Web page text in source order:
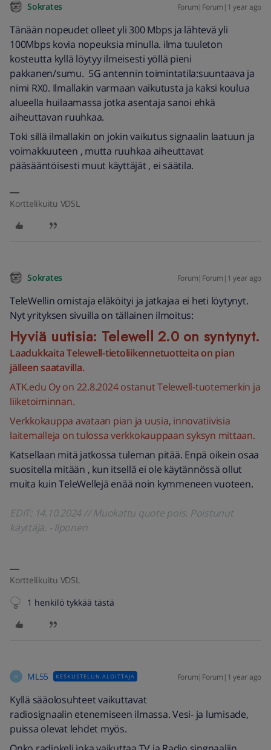
Sokrates Forum|Forum|1 year ago
Tänään nopeudet olleet yli 300 Mbps ja lähtevä yli
100Mbps kovia nopeuksia minulla. ilma tuuleton
kosteutta kyllä löytyy ilmeisesti yöllä pieni
pakkanen/sumu. 5G antennin toimintatila:suuntaava ja
nimi RX0. Ilmallakin varmaan vaikutusta ja kaksi koulua
alueella huilaamassa jotka asentaja sanoi ehkä
aiheuttavan ruuhkaa.
Toki sillä ilmallakin on jokin vaikutus signaalin laatuun ja
voimakkuuteen , mutta ruuhkaa aiheuttavat
pääsääntöisesti muut käyttäjät , ei säätila.
Korttelikuitu VDSL
Sokrates Forum|Forum|1 year ago
TeleWellin omistaja eläköityi ja jatkajaa ei heti löytynyt.
Nyt yrityksen sivuilla on tällainen ilmoitus:
Hyviä uutisia: Telewell 2.0 on syntynyt.
Laadukkaita Telewell-tietoliikennetuotteita on pian
jälleen saatavilla.
ATK.edu Oy on 22.8.2024 ostanut Telewell-tuotemerkin ja
liiketoiminnan.
Verkkokauppa avataan pian ja uusia, innovatiivisia
laitemalleja on tulossa verkkokauppaan syksyn mittaan.
Katsellaan mitä jatkossa tuleman pitää. Enpä oikein osaa
suositella mitään , kun itsellä ei ole käytännössä ollut
muita kuin TeleWellejä enää noin kymmeneen vuoteen.
EDIT: 14.10.2024 // Muokattu quote pois. Poistunut
käyttäjä. - Ilponen
Korttelikuitu VDSL
1 henkilö tykkää tästä
M ML55 KESKUSTELUN ALOITTAJA Forum|Forum|1 year ago
Kyllä sääolosuhteet vaikuttavat
radiosignaalin etenemiseen ilmassa. Vesi- ja lumisade,
puissa olevat lehdet myös.